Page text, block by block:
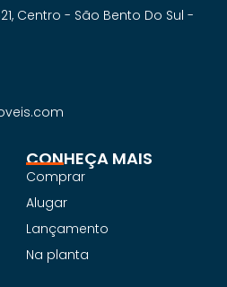
CONHEÇA MAIS
Comprar
Alugar
Lançamento
Na planta
Centro - São Bento Do Sul -